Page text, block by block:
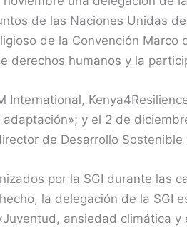
de las Naciones Unidas
de la Convención
derechos humanos y la
International,
y el 2 de
de Desarrollo
por la SGI durante las
la delegación de la
ansiedad climática y